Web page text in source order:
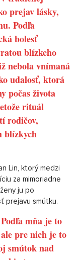
prejav lásky,
Podľa
bolesť
blízkeho
nebola vnímaná
udalosť, ktorá
počas života
rituál
rodičov,
blízkych
Lin, ktorý medzi
za mimoriadne
ju po
prejavu smútku.
mňa je to
pre nich je to
smútok nad